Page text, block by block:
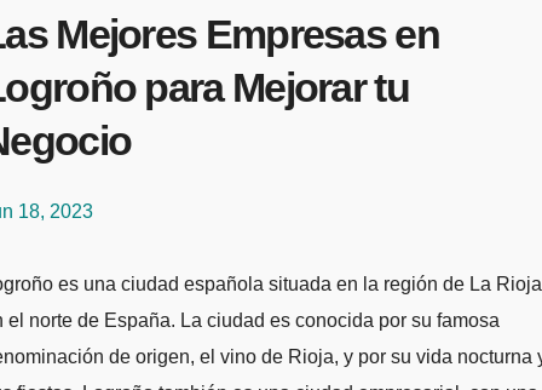
Mejores Empresas en
para Mejorar tu
18, 2023
el norte de España. La ciudad es conocida por su famosa
de origen, el vino de Rioja, y por su vida nocturna